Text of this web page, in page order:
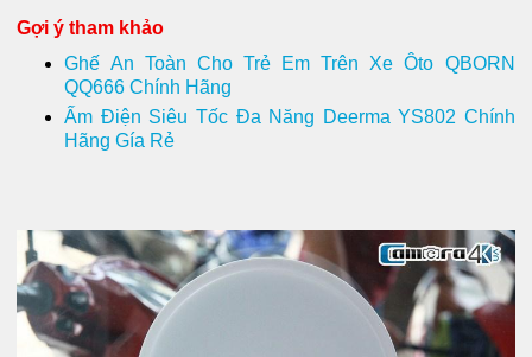
Gợi ý tham khảo
Ghế An Toàn Cho Trẻ Em Trên Xe Ôto QBORN
QQ666 Chính Hãng
Ấm Điện Siêu Tốc Đa Năng Deerma YS802 Chính
Hãng Gía Rẻ